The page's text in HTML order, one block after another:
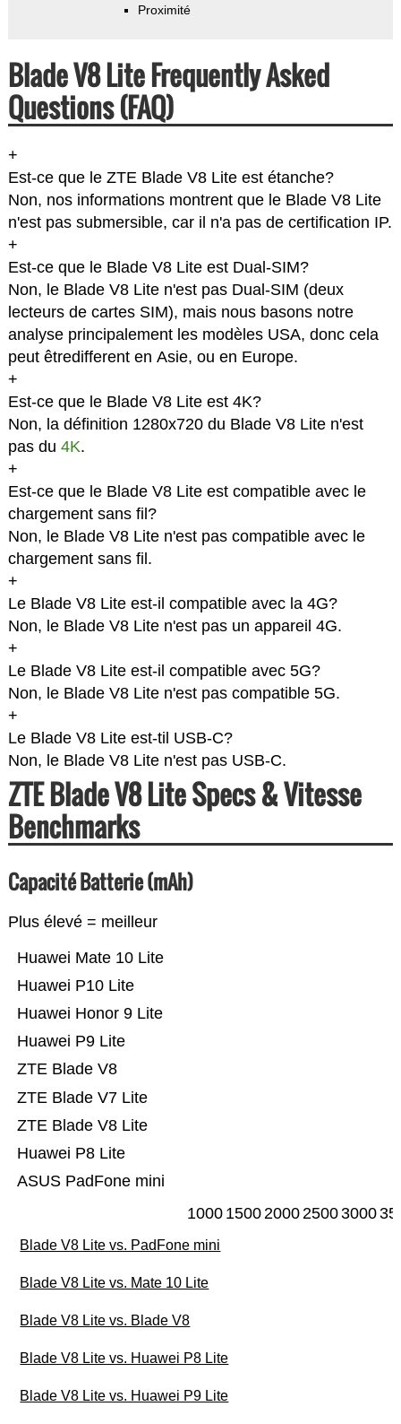
Proximité
Blade V8 Lite Frequently Asked
Questions (FAQ)
+
Est-ce que le ZTE Blade V8 Lite est étanche?
Non, nos informations montrent que le Blade V8 Lite
n'est pas submersible, car il n'a pas de certification IP.
+
Est-ce que le Blade V8 Lite est Dual-SIM?
Non, le Blade V8 Lite n'est pas Dual-SIM (deux
lecteurs de cartes SIM), mais nous basons notre
analyse principalement les modèles USA, donc cela
peut êtredifferent en Asie, ou en Europe.
+
Est-ce que le Blade V8 Lite est 4K?
Non, la définition 1280x720 du Blade V8 Lite n'est
pas du 4K.
+
Est-ce que le Blade V8 Lite est compatible avec le
chargement sans fil?
Non, le Blade V8 Lite n'est pas compatible avec le
chargement sans fil.
+
Le Blade V8 Lite est-il compatible avec la 4G?
Non, le Blade V8 Lite n'est pas un appareil 4G.
+
Le Blade V8 Lite est-il compatible avec 5G?
Non, le Blade V8 Lite n'est pas compatible 5G.
+
Le Blade V8 Lite est-til USB-C?
Non, le Blade V8 Lite n'est pas USB-C.
ZTE Blade V8 Lite Specs & Vitesse
Benchmarks
Capacité Batterie (mAh)
Plus élevé = meilleur
ASUS PadFone mini
Huawei P8 Lite
ZTE Blade V8 Lite
ZTE Blade V7 Lite
ZTE Blade V8
Huawei P9 Lite
Huawei Honor 9 Lite
Huawei P10 Lite
Huawei Mate 10 Lite
1000 1500200025003000
Blade V8 Lite vs. PadFone mini
Blade V8 Lite vs. Mate 10 Lite
Blade V8 Lite vs. Blade V8
Blade V8 Lite vs. Huawei P8 Lite
Blade V8 Lite vs. Huawei P9 Lite